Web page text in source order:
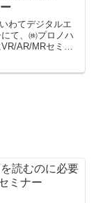
わてデジタルエ
て、㈱プロノハ
AR/MRセミナ
読むのに必要
ミナー